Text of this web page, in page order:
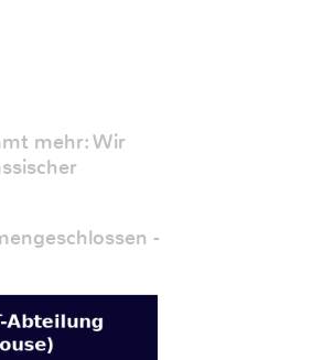
mehr: Wir
-